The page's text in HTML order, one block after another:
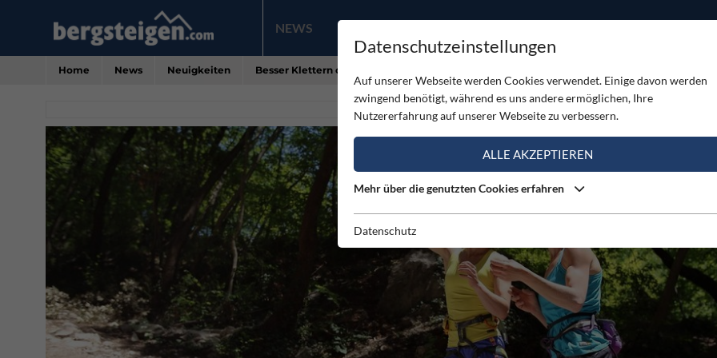
NEWS PRODUKTE
Home News Neuigkeiten Besser Klettern durch gutes Aufwärmen
Datenschutzeinstellungen
Auf unserer Webseite werden Cookies verwendet. Einige davon werden
zwingend benötigt, während es uns andere ermöglichen, Ihre
Nutzererfahrung auf unserer Webseite zu verbessern.
ALLE AKZEPTIEREN
Mehr über die genutzten Cookies erfahren
Datenschutz